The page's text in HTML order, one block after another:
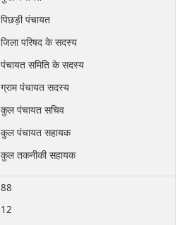
पिछड़ी पंचायत
जिला परिषद के सदस्य
पंचायत समिति के सदस्य
ग्राम पंचायत सदस्य
कुल पंचायत सचिव
कुल पंचायत सहायक
कुल तकनीकी सहायक
88
12